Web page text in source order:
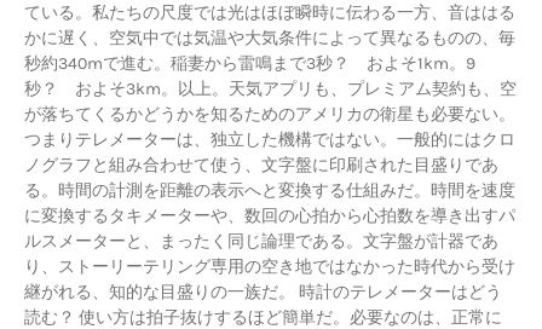
ている。私たちの尺度では光はほぼ瞬時に伝わる一方、音ははる
かに遅く、空気中では気温や大気条件によって異なるものの、毎
秒約340mで進む。稲妻から雷鳴まで3秒？ およそ1km。9
秒？ およそ3km。以上。天気アプリも、プレミアム契約も、空
が落ちてくるかどうかを知るためのアメリカの衛星も必要ない。
つまりテレメーターは、独立した機構ではない。一般的にはクロ
ノグラフと組み合わせて使う、文字盤に印刷された目盛りであ
る。時間の計測を距離の表示へと変換する仕組みだ。時間を速度
に変換するタキメーターや、数回の心拍から心拍数を導き出すパ
ルスメーターと、まったく同じ論理である。文字盤が計器であ
り、ストーリーテリング専用の空き地ではなかった時代から受け
継がれる、知的な目盛りの一族だ。 時計のテレメーターはどう
読む？ 使い方は拍子抜けするほど簡単だ。必要なのは、正常に